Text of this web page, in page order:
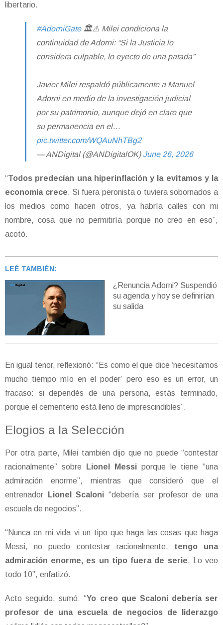
libertario.
#AdorniGate🏛️⚠️ Milei condiciona la
continuidad de Adorni: “Si la Justicia lo
considera culpable, lo eyecto de una patada”
Javier Milei respaldó públicamente a Manuel
Adorni en medio de la investigación judicial
por su patrimonio, aunque dejó en claro que
su permanencia en el…
pic.twitter.com/WQAuNhTBg2
— ANDigital (@ANDigitalOK) June 26, 2026
“Todos predecían una hiperinflación y la evitamos y la
economía crece. Si fuera peronista o tuviera sobornados a
los medios como hacen otros, ya habría calles con mi
nombre, cosa que no permitiría porque no creo en eso”,
acotó.
LEÉ TAMBIÉN:
¿Renuncia Adorni? Suspendió
su agenda y hoy se definirían
su salida
En igual tenor, reflexionó: “Es como el que dice ‘necesitamos
mucho tiempo mío en el poder’ pero eso es un error, un
fracaso: si dependés de una persona, estás terminado,
porque el cementerio está lleno de imprescindibles”.
Elogios a la Selección
Por otra parte, Milei también dijo que no puede “contestar
racionalmente” sobre Lionel Messi porque le tiene “una
admiración enorme”, mientras que consideró que el
entrenador Lionel Scaloni“debería ser profesor de una
escuela de negocios”.
“Nunca en mi vida vi un tipo que haga las cosas que haga
Messi, no puedo contestar racionalmente, tengo una
admiración enorme, es un tipo fuera de serie. Lo veo
todo 10”, enfatizó.
Acto seguido, sumó: “Yo creo que Scaloni debería ser
profesor de una escuela de negocios de liderazgo